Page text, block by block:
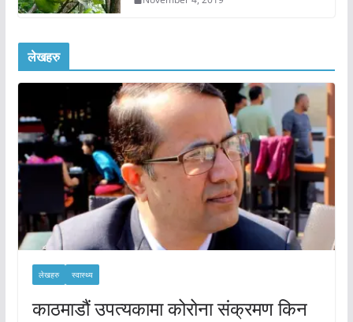
लेखहरु
लेखहरु स्वास्थ्य
काठमाडौं उपत्यकामा कोरोना संक्रमण किन